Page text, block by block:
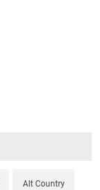
Alt Country